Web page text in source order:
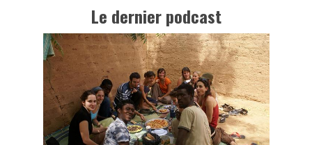
Le dernier podcast